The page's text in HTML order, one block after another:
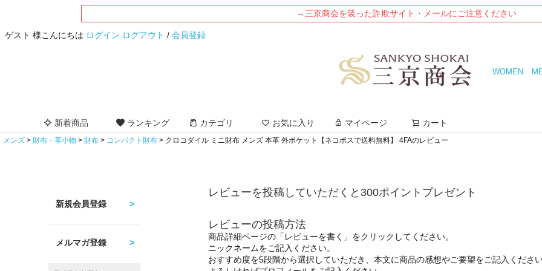
→三京商会を装った詐欺サイト・メールにご注意ください
ゲスト 様こんにちは ログイン ログアウト / 会員登録
WOMEN
新着商品 ランキング カテゴリ お気に入り マイページ カート
メンズ 財布・革小物 財布 コンパクト財布 クロコダイル ミニ財布 メンズ 本革 外ポケット【ネコポスで送料無料】 4FAのレビュー
新規会員登録
メルマガ登録
レビューを投稿していただくと300ポイントプレゼント
レビューの投稿方法
商品詳細ページの「レビューを書く」をクリックしてください。
ニックネームをご記入ください。
おすすめ度を5段階から選択していただき、本文に商品の感想やご要望をご記入ください